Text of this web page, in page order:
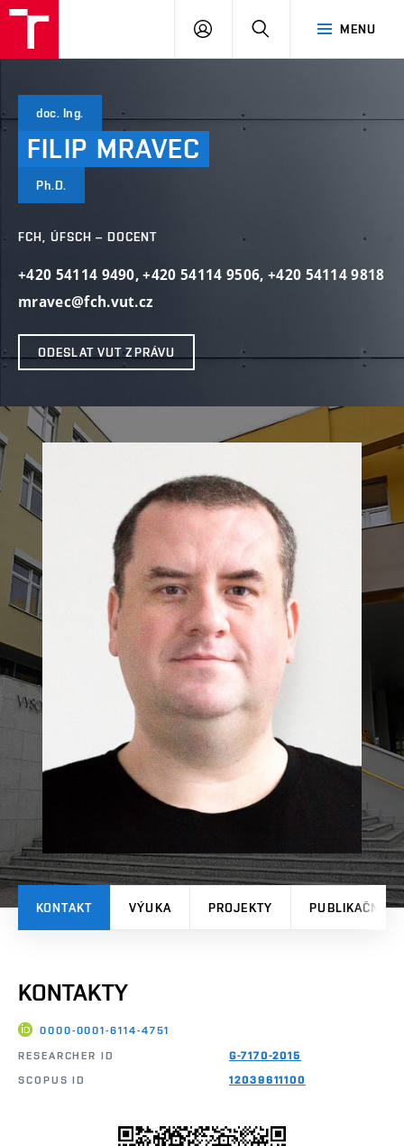
MENU
PŘIHLÁSIT
doc. Ing.
FILIP MRAVEC
Ph.D.
FCH, ÚFSCH – DOCENT
+420 54114 9490,+420 54114 9506, +420 54114 9818
mravec@fch.vut.cz
ODESLAT VUT ZPRÁVU
KONTAKT VÝUKA PROJEKTY PUBLIKAČNÍ
KONTAKTY
0000-0001-6114-4751
RESEARCHER ID
G-7170-2015
SCOPUS ID
12039611100